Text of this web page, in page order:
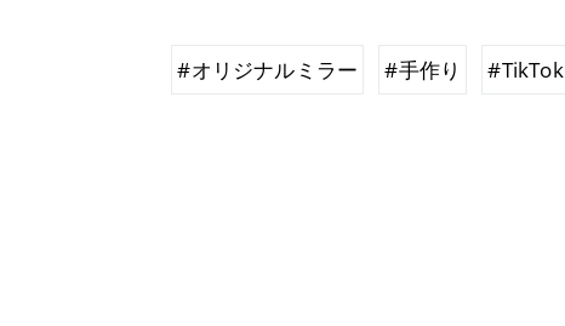
#オリジナルミラー #手作り #TikTok